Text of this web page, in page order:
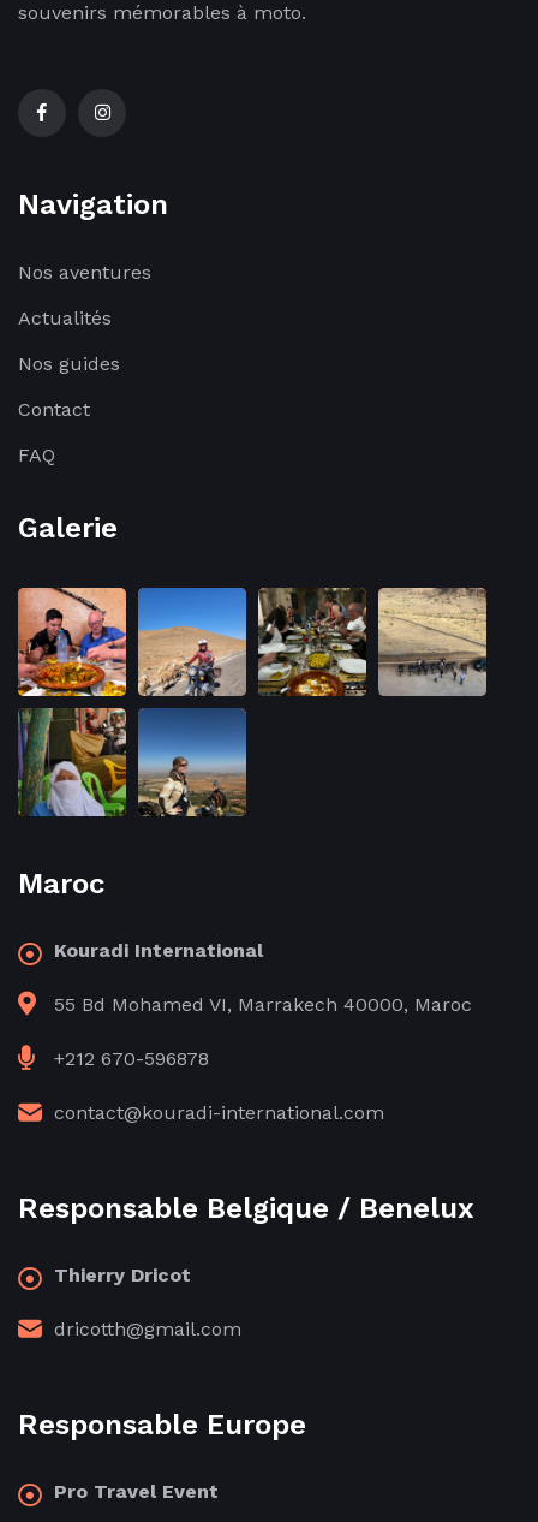
souvenirs mémorables à moto.
Navigation
Nos aventures
Actualités
Nos guides
Contact
FAQ
Galerie
Maroc
Kouradi International
55 Bd Mohamed VI, Marrakech 40000, Maroc
+212 670-596878
contact@kouradi-international.com
Responsable Belgique / Benelux
Thierry Dricot
dricotth@gmail.com
Responsable Europe
Pro Travel Event